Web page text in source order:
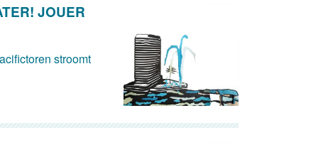
JOUER
stroomt